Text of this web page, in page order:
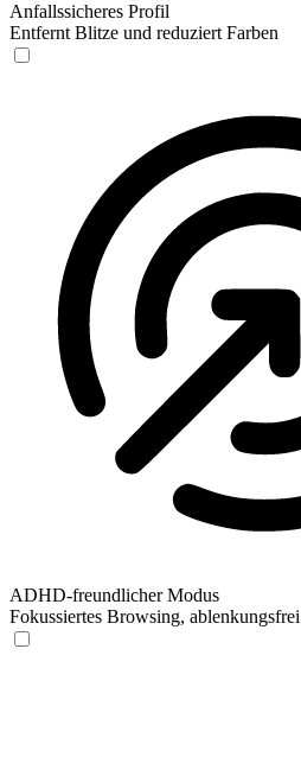
Anfallssicheres Profil
Entfernt Blitze und reduziert Farben
ADHD-freundlicher Modus
Fokussiertes Browsing, ablenkungsfrei